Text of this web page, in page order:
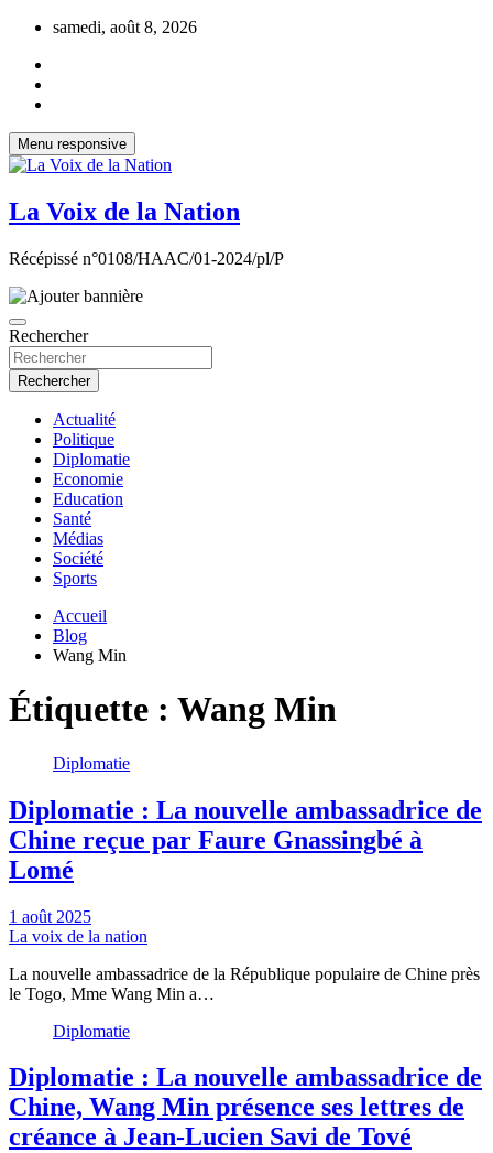
Aller
contenu
samedi, août 8, 2026
Menu responsive
La Voix de la Nation
Récépissé n°0108/HAAC/01-2024/pl/P
Rechercher
Rechercher
Actualité
Politique
Diplomatie
Economie
Education
Santé
Médias
Société
Sports
Accueil
Blog
Wang Min
Étiquette : Wang Min
Diplomatie
Diplomatie : La nouvelle ambassadrice de
Chine reçue par Faure Gnassingbé à
Lomé
1 août 2025
La voix de la nation
La nouvelle ambassadrice de la République populaire de Chine près
le Togo, Mme Wang Min a…
Diplomatie
Diplomatie : La nouvelle ambassadrice de
Chine, Wang Min présence ses lettres de
créance à Jean-Lucien Savi de Tové